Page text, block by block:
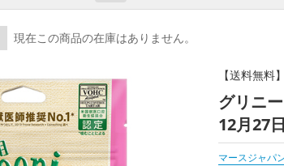
現在この商品の在庫はありません。
【送料無料
グリニ
12月27日
マースジャパ